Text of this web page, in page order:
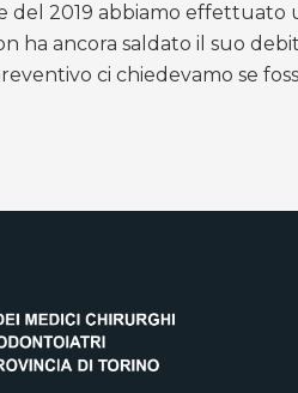
del 2019 abbiamo
ha ancora saldato il suo
ci chiedevamo se